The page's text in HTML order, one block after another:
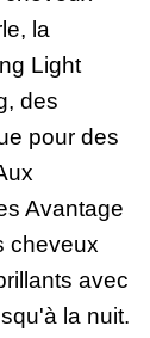
la
Light
des
pour des
Avantage
cheveux
avec
la nuit.